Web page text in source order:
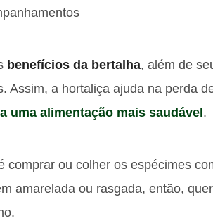
benefícios da bertalha, além de
Assim, a hortaliça ajuda na perda
uma alimentação mais saudável .
comprar ou colher os espécimes
amarelada ou rasgada, então,